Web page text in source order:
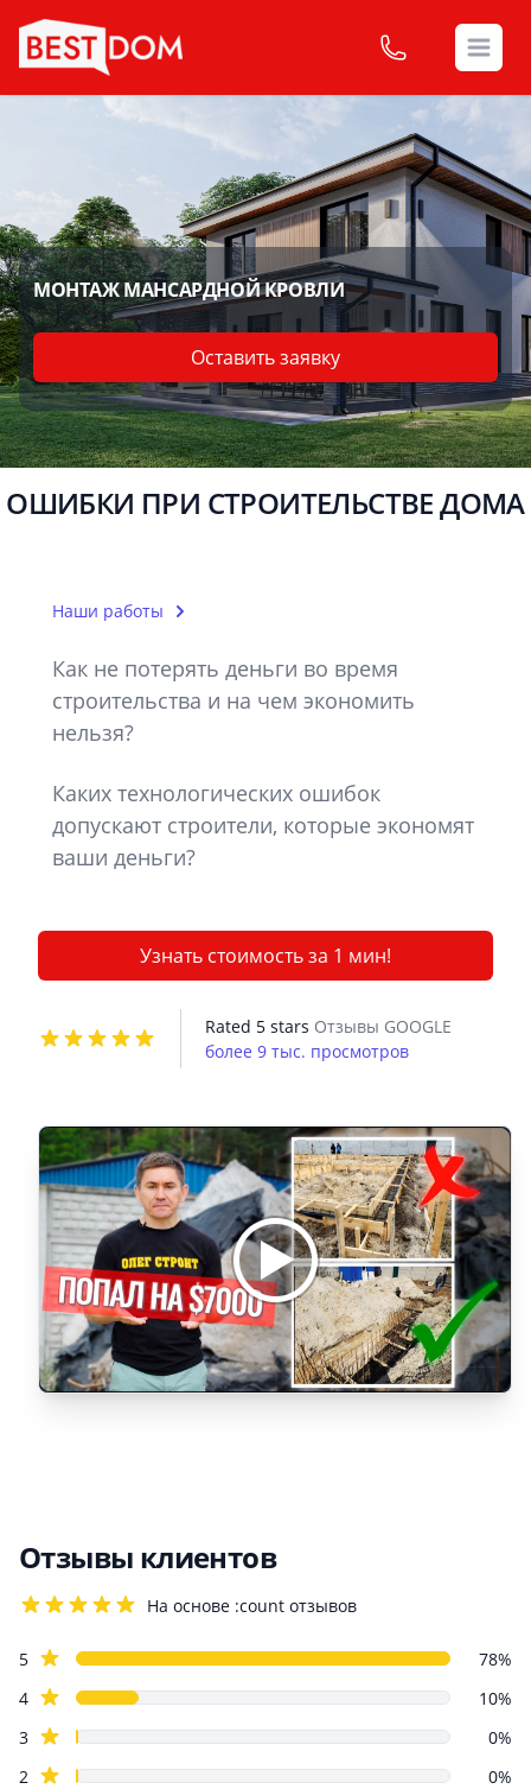
МОНТАЖ МАНСАРДНОЙ КРОВЛИ
Оставить заявку
ОШИБКИ ПРИ СТРОИТЕЛЬСТВЕ ДОМА
Наши работы
Как не потерять деньги во время
строительства и на чем экономить
нельзя?
Каких технологических ошибок
допускают строители, которые экономят
ваши деньги?
Узнать стоимость за 1 мин!
Rated 5 stars Отзывы GOOGLE
более 9 тыс. просмотров
Отзывы клиентов
На основе :count отзывов
Review data
5star reviews
78%
4star reviews
10%
3star reviews
0%
2 star reviews
0%